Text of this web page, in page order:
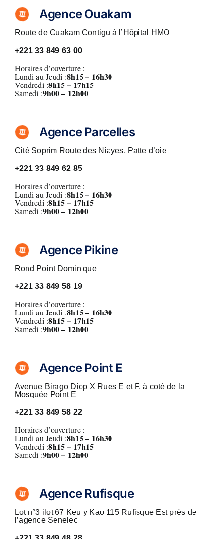
Agence Ouakam
Route de Ouakam Contigu à l’Hôpital HMO
+22133 849 63 00
Horaires d’ouverture :
Lundi au Jeudi :8h15 – 16h30
Vendredi :8h15 – 17h15
Samedi :9h00 – 12h00
Agence Parcelles
Cité Soprim Route des Niayes, Patte d’oie
+22133 849 62 85
Horaires d’ouverture :
Lundi au Jeudi :8h15 – 16h30
Vendredi :8h15 – 17h15
Samedi :9h00 – 12h00
Agence Pikine
Rond Point Dominique
+22133 849 58 19
Horaires d’ouverture :
Lundi au Jeudi :8h15 – 16h30
Vendredi :8h15 – 17h15
Samedi :9h00 – 12h00
Agence Point E
Avenue Birago Diop X Rues E et F, à coté de la
Mosquée Point E
+22133 849 58 22
Horaires d’ouverture :
Lundi au Jeudi :8h15 – 16h30
Vendredi :8h15 – 17h15
Samedi :9h00 – 12h00
Agence Rufisque
Lot n°3 ilot 67 Keury Kao 115 Rufisque Est près de
l’agence Senelec